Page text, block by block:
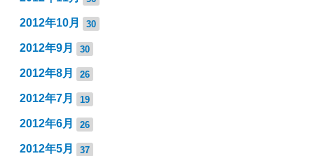
2012年10月 30
2012年9月 30
2012年8月 26
2012年7月 19
2012年6月 26
2012年5月 37